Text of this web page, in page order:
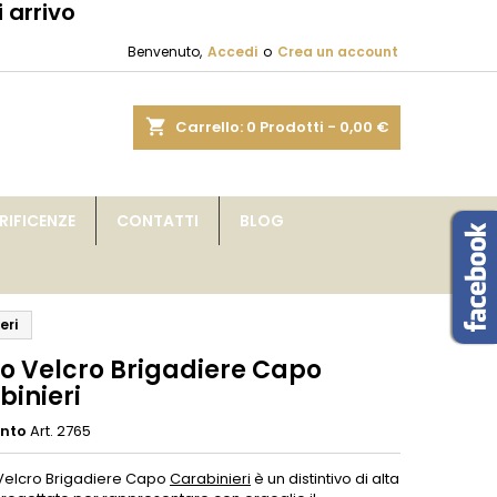
arrivo
Benvenuto, Accedi o Crea un account
shopping_cart Carrello: 0 Prodotti - 0,00 €
CONTATTI BLOG
Velcro Brigadiere Capo
Art. 2765
Brigadiere Capo Carabinieri è un distintivo di alta